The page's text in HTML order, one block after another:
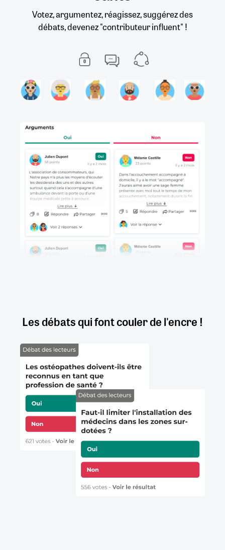
Votez, argumentez, réagissez, suggérez des
débats, devenez "contributeur influent" !
Les débats qui font couler de l'encre !